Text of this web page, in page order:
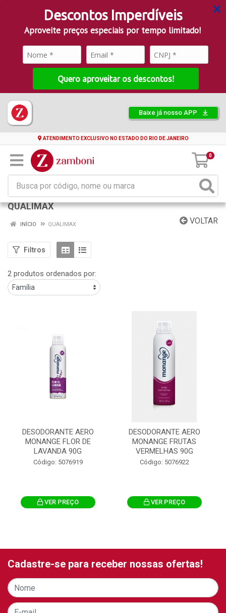
Descontos Imperdíveis
Aproveite preços especiais por tempo limitado!
Quero aproveitar os descontos!
Baixe já nosso APP
ATENDIMENTO EXCLUSIVO NO ESTADO DO RIO DE JANEIRO
0
QUALIMAX
VOLTAR
INÍCIO QUALIMAX
Filtros
2 produtos ordenados por:
DESODORANTE AERO
MONANGE FLOR DE
LAVANDA 90G
Código: 5076919
VER PREÇO
DESODORANTE AERO
MONANGE FRUTAS
VERMELHAS 90G
Código: 5076922
VER PREÇO
Cadastre-se para receber nossas ofertas!